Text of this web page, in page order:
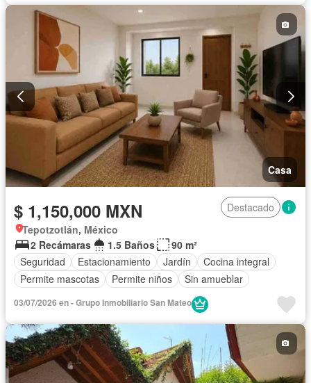
Casa
$ 1,150,000 MXN
Destacado
Tepotzotlán, México
2 Recámaras
1.5 Baños
90 m²
Seguridad
Estacionamiento Jardín
Cocina integral
Permite mascotas
Permite niños Sin amueblar
03/07/2026 en - Grupo Inmobiliario San Mateo